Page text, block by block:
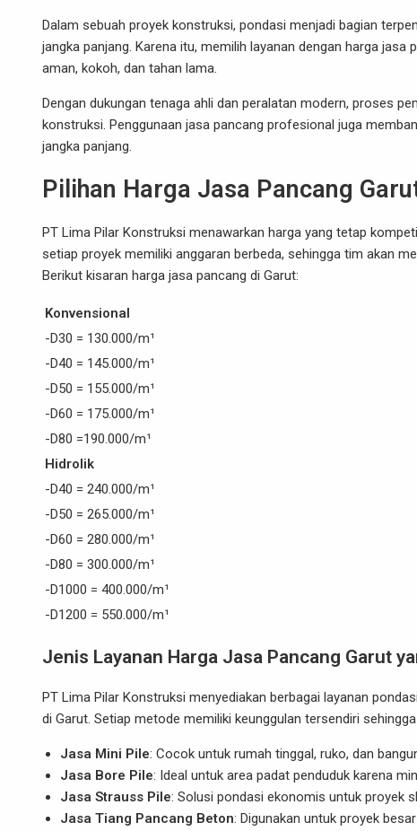
Dalam sebuah proyek konstruksi, pondasi menjadi bagian
jangka panjang. Karena itu, memilih layanan dengan harga
aman, kokoh, dan tahan lama.
Dengan dukungan tenaga ahli dan peralatan modern, proses
konstruksi. Penggunaan jasa pancang profesional juga
jangka panjang.
Pilihan Harga Jasa Pancang
PT Lima Pilar Konstruksi menawarkan harga yang tetap
setiap proyek memiliki anggaran berbeda, sehingga tim akan
Berikut kisaran harga jasa pancang di Garut:
Konvensional
-D30 = 130.000/m¹
-D40 = 145.000/m¹
-D50 = 155.000/m¹
-D60 = 175.000/m¹
-D80 =190.000/m¹
Hidrolik
-D40 = 240.000/m¹
-D50 = 265.000/m¹
-D60 = 280.000/m¹
-D80 = 300.000/m¹
-D1000 = 400.000/m¹
-D1200 = 550.000/m¹
Jenis Layanan Harga Jasa Pancang Garut
PT Lima Pilar Konstruksi menyediakan berbagai layanan
di Garut. Setiap metode memiliki keunggulan tersendiri
Jasa Mini Pile: Cocok untuk rumah tinggal, ruko, dan
Jasa Bore Pile: Ideal untuk area padat penduduk karena
Jasa Strauss Pile: Solusi pondasi ekonomis untuk proyek
Jasa Tiang Pancang Beton: Digunakan untuk proyek